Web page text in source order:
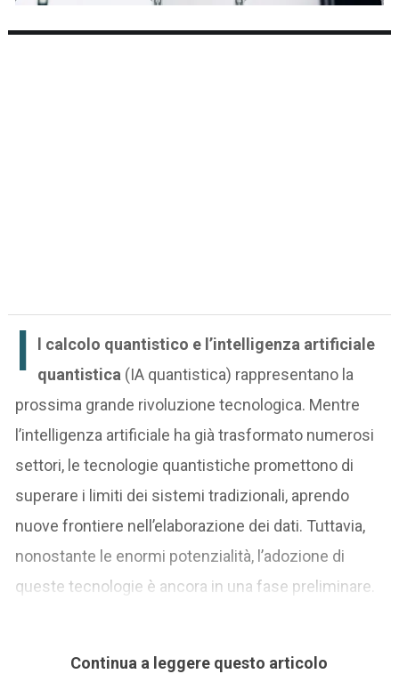
I
l calcolo quantistico e l’intelligenza artificiale
quantistica (IA quantistica) rappresentano la
prossima grande rivoluzione tecnologica. Mentre
l’intelligenza artificiale ha già trasformato numerosi
settori, le tecnologie quantistiche promettono di
superare i limiti dei sistemi tradizionali, aprendo
nuove frontiere nell’elaborazione dei dati. Tuttavia,
nonostante le enormi potenzialità, l’adozione di
queste tecnologie è ancora in una fase preliminare.
Continua a leggere questo articolo